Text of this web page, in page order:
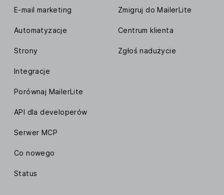
E-mail marketing
Automatyzacje
Strony
Integracje
Porównaj MailerLite
API dla developerów
Serwer MCP
Co nowego
Status
Zmigruj do MailerLite
Centrum klienta
Zgłoś nadużycie